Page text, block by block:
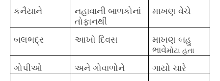
કનૈયાને
નહાવાની બાળકોનાં
તોફાનથી
માખણ વેચે
બલભદ્ર આખો દિવસ
માખણ બહુ
ભાવેમોટા હતા
ગોપીઓ
અને ગોવાળોને
ગાયો ચારે